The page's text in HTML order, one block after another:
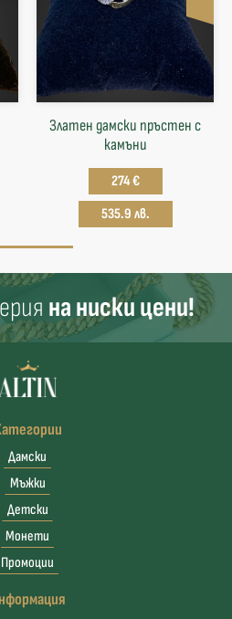
Златен дамски пръстен с
камъни
274 €
535.9 лв.
на ниски цени!
Дамски
Мъжки
Детски
Монети
Промоции